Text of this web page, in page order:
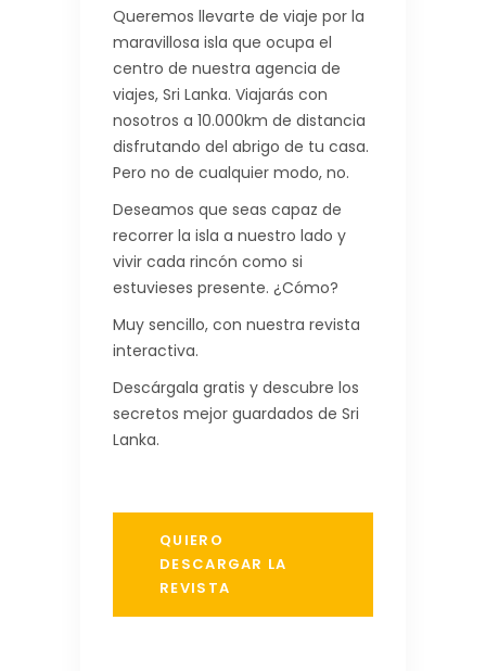
Queremos llevarte de viaje por la
maravillosa isla que ocupa el
centro de nuestra agencia de
viajes, Sri Lanka. Viajarás con
nosotros a 10.000km de distancia
disfrutando del abrigo de tu casa.
Pero no de cualquier modo, no.
Deseamos que seas capaz de
recorrer la isla a nuestro lado y
vivir cada rincón como si
estuvieses presente. ¿Cómo?
Muy sencillo, con nuestra revista
interactiva.
Descárgala gratis y descubre los
secretos mejor guardados de Sri
Lanka.
QUIERO
DESCARGAR LA
REVISTA